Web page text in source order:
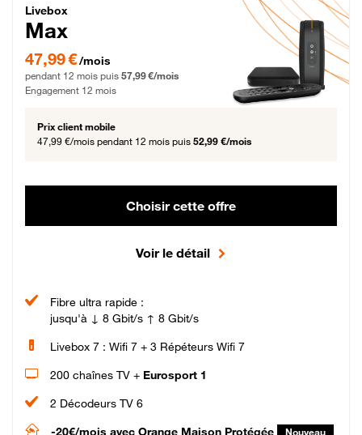
Livebox Max Fibre
Livebox
Max
47,99 € par mois pendant 12 mois puis 57,99 € par mois, Engagement 12 mois
47,99 €/mois
pendant 12 mois puis 57,99 €/mois
Engagement 12 mois
Prix client mobile
47,99 €/mois pendant 12 mois puis 52,99 €/mois
Choisir cette offre
Voir le détail
Fibre ultra rapide :
jusqu'à ↓ 8 Gbit/s ↑ 8 Gbit/s
Livebox 7 : Wifi 7 + 3 Répéteurs Wifi 7
200 chaînes TV + Eurosport 1
2 Décodeurs TV 6
-20€/mois avec Orange Maison Protégée Nouveau